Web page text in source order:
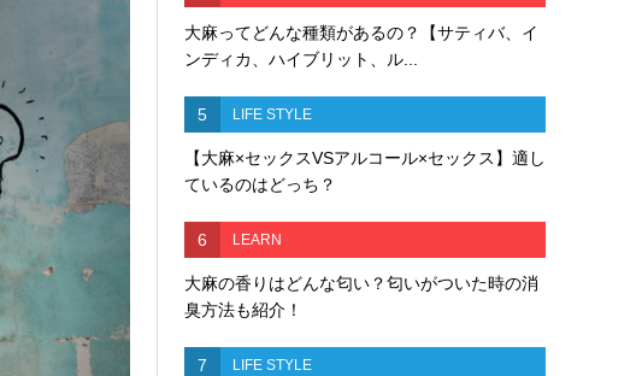
大麻ってどんな種類があるの？【サティバ、イ
ンディカ、ハイブリット、ル...
5 LIFE STYLE
【大麻×セックスVSアルコール×セックス】適し
ているのはどっち？
6 LEARN
大麻の香りはどんな匂い？匂いがついた時の消
臭方法も紹介！
7 LIFE STYLE